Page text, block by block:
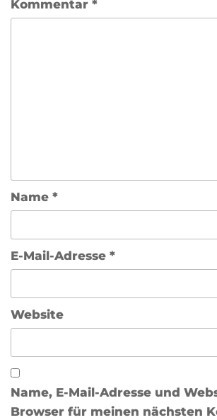
Kommentar *
Name *
E-Mail-Adresse *
Website
Name, E-Mail-Adresse und
Browser für meinen nächsten